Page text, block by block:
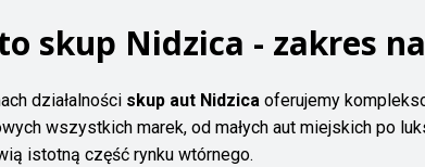
skup Nidzica - zakres
działalności skup aut Nidzica oferujemy
wszystkich marek, od małych aut miejskich po
istotną część rynku wtórnego.